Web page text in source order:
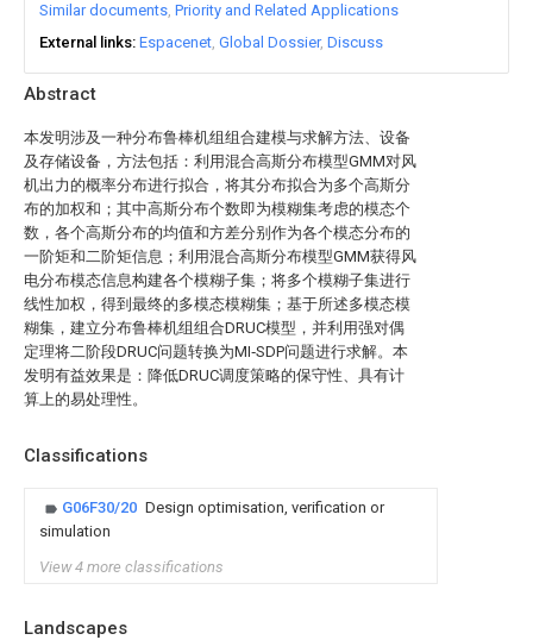
Abstract
本发明涉及一种分布鲁棒机组组合建模与求解方法、设备
及存储设备，方法包括：利用混合高斯分布模型GMM对风
机出力的概率分布进行拟合，将其分布拟合为多个高斯分
布的加权和；其中高斯分布个数即为模糊集考虑的模态个
数，各个高斯分布的均值和方差分别作为各个模态分布的
一阶矩和二阶矩信息；利用混合高斯分布模型GMM获得风
电分布模态信息构建各个模糊子集；将多个模糊子集进行
线性加权，得到最终的多模态模糊集；基于所述多模态模
糊集，建立分布鲁棒机组组合DRUC模型，并利用强对偶
定理将二阶段DRUC问题转换为MI‑SDP问题进行求解。本
发明有益效果是：降低DRUC调度策略的保守性、具有计
算上的易处理性。
Classifications
G06F30/20 Design optimisation, verification or
simulation
View 4 more classifications
Landscapes
Similar documents Priority and Related Applications
External links Espacenet Global Dossier Discuss